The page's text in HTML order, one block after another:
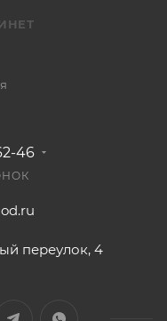
46
переулок, 4